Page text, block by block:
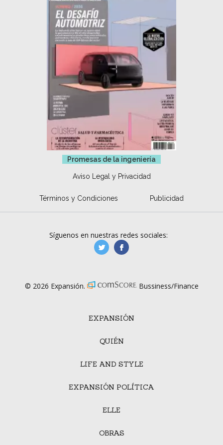
Promesas de la ingeniería
Aviso Legal y Privacidad
Términos y Condiciones Publicidad
EXPANSIÓN
QUIÉN
LIFE AND STYLE
EXPANSIÓN POLÍTICA
ELLE
OBRAS
Síguenos en nuestras redes sociales:
manufacturaGE
© 2026 Expansión. Bussiness/Finance